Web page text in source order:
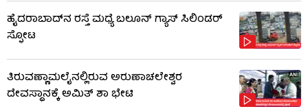
ಹೈದರಾಬಾದ್​ನ ರಸ್ತೆ ಮಧ್ಯೆ ಬಲೂನ್ ಗ್ಯಾಸ್ ಸಿಲಿಂಡರ್
ಸ್ಫೋಟ
ತಿರುವಣ್ಣಾಮಲೈನಲ್ಲಿರುವ ಅರುಣಾಚಲೇಶ್ವರ
ದೇವಸ್ಥಾನಕ್ಕೆ ಅಮಿತ್ ಶಾ ಭೇಟಿ